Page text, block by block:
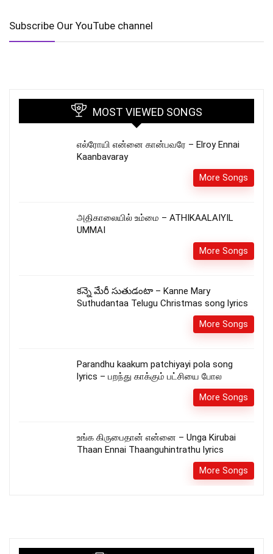
Subscribe Our YouTube channel
MOST VIEWED SONGS
எல்ரோயி என்னை கான்பவரே – Elroy Ennai
Kaanbavaray
More Songs
அதிகாலையில் உம்மை – ATHIKAALAIYIL
UMMAI
More Songs
కన్నె మేరీ సుతుడంటా – Kanne Mary
Suthudantaa Telugu Christmas song lyrics
More Songs
Parandhu kaakum patchiyayi pola song
lyrics – பறந்து காக்கும் பட்சியை போல
More Songs
உங்க கிருபைதான் என்னை – Unga Kirubai
Thaan Ennai Thaanguhintrathu lyrics
More Songs